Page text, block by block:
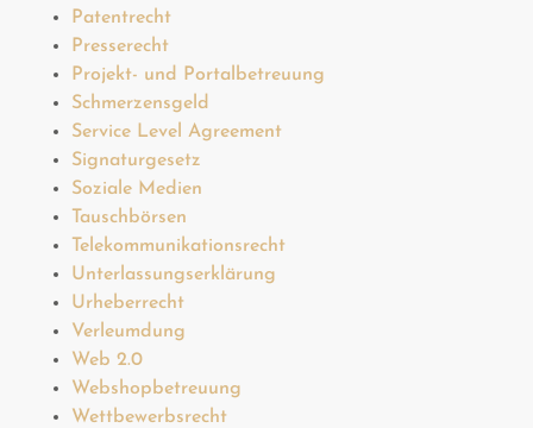
Patentrecht
Presserecht
Projekt- und Portalbetreuung
Schmerzensgeld
Service Level Agreement
Signaturgesetz
Soziale Medien
Tauschbörsen
Telekommunikationsrecht
Unterlassungserklärung
Urheberrecht
Verleumdung
Web 2.0
Webshopbetreuung
Wettbewerbsrecht